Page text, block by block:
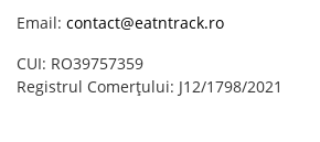
Email: contact@eatntrack.ro
CUI: RO39757359
Registrul Comerțului: J12/1798/2021